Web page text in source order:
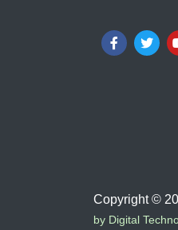
Copyright ©
by Digital